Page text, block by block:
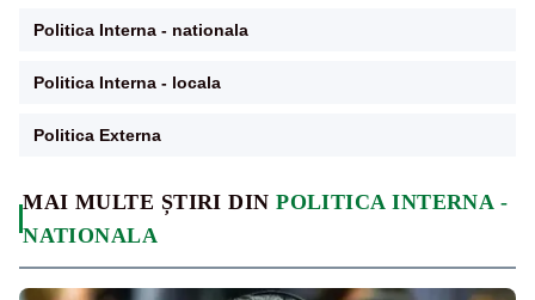
MAI MULTE ȘTIRI DINPOLITICA INTERNA -
NATIONALA
Politica Interna - nationala
Politica Interna - locala
Politica Externa